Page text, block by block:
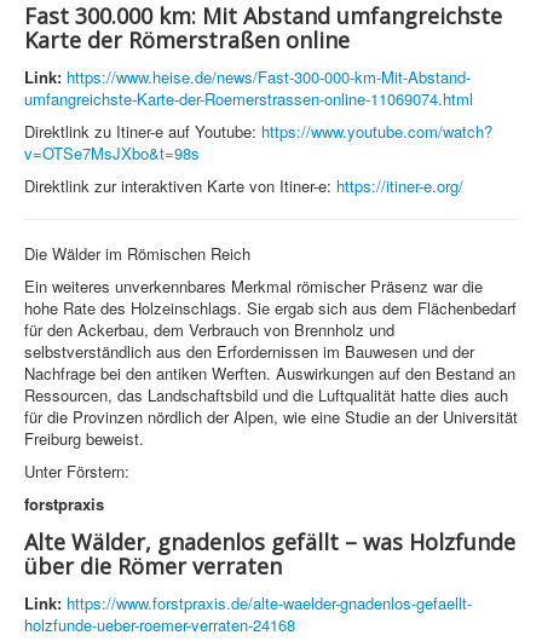
Fast 300.000 km: Mit Abstand umfangreichste
Karte der Römerstraßen online
Link: https://www.heise.de/news/Fast-300-000-km-Mit-Abstand-
umfangreichste-Karte-der-Roemerstrassen-online-11069074.html
Direktlink zu Itiner-e auf Youtube: https://www.youtube.com/watch?
v=OTSe7MsJXbo&t=98s
Direktlink zur interaktiven Karte von Itiner-e: https://itiner-e.org/
Die Wälder im Römischen Reich
Ein weiteres unverkennbares Merkmal römischer Präsenz war die
hohe Rate des Holzeinschlags. Sie ergab sich aus dem Flächenbedarf
für den Ackerbau, dem Verbrauch von Brennholz und
selbstverständlich aus den Erfordernissen im Bauwesen und der
Nachfrage bei den antiken Werften. Auswirkungen auf den Bestand an
Ressourcen, das Landschaftsbild und die Luftqualität hatte dies auch
für die Provinzen nördlich der Alpen, wie eine Studie an der Universität
Freiburg beweist.
Unter Förstern:
forstpraxis
Alte Wälder, gnadenlos gefällt – was Holzfunde
über die Römer verraten
Link: https://www.forstpraxis.de/alte-waelder-gnadenlos-gefaellt-
holzfunde-ueber-roemer-verraten-24168